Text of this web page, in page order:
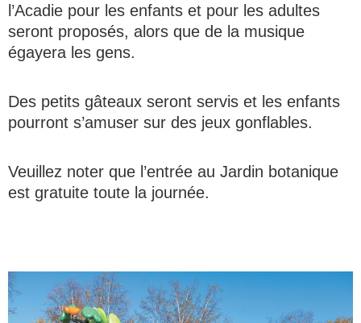
l’Acadie pour les enfants et pour les adultes
seront proposés, alors que de la musique
égayera les gens.
Des petits gâteaux seront servis et les enfants
pourront s’amuser sur des jeux gonflables.
Veuillez noter que l’entrée au Jardin botanique
est gratuite toute la journée.